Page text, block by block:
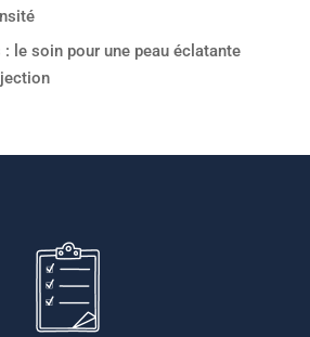
le soin pour une peau éclatante